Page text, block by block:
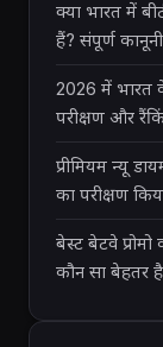
क्या भारत में
हैं? संपूर्ण
2026 में भारत
परीक्षण और
प्रीमियम न्यू
का परीक्षण
बेस्ट बेटवे
कौन सा बेहतर